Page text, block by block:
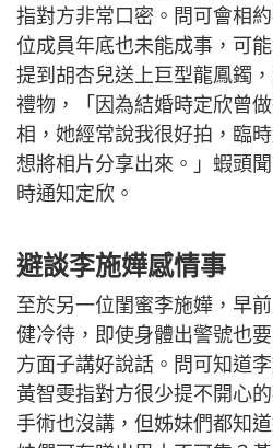
指對方非常口密。問可會相
位成員年底也未能成事，可
提到胡杏兒送上巨型龍鳳鐲
禮物，「因為結婚時定欣曾
相，她經常說我很好拍，臨
想將相片分享出來。」蝦頭
時通知定欣。
避談李施嬅感情事
至於另一位閨蜜李施嬅，早
健冷待，即使身體出警號也
方面子講好說話。問可知道
黃智雯指對方很少提不開心
手術也沒講，但姊妹們都知